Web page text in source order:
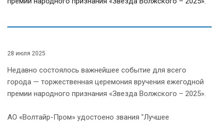
28 июля 2025
Недавно состоялось важнейшее событие для всего
города — торжественная церемония вручения ежегодной
премии народного признания «Звезда Волжского – 2025».
АО «Волтайр-Пром» удостоено звания "Лучшее